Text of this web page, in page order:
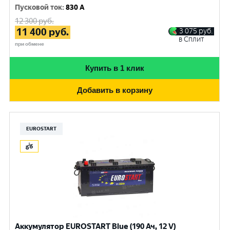
Пусковой ток:830 A
12 300руб.
11 400 руб.
при обмене
3 075 руб.
в Сплит
Купить в 1 клик
Добавить в корзину
EUROSTART
Аккумулятор EUROSTART Blue (190 Ач, 12 V)